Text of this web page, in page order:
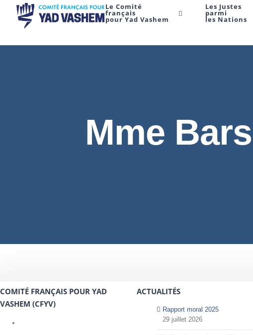
Le Comité
français
pour Yad Vashem
Les Justes
parmi
les Nations
Mme
COMITÉ FRANÇAIS POUR YAD
VASHEM (CFYV)
ACTUALITÉS
Rapport moral 2025
29 juillet 2026